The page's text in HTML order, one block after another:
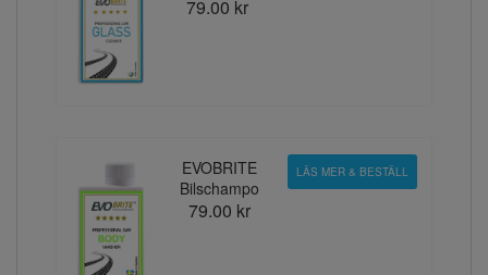
79.00 kr
EVOBRITE
Bilschampo
79.00 kr
LÄS MER & BESTÄLL